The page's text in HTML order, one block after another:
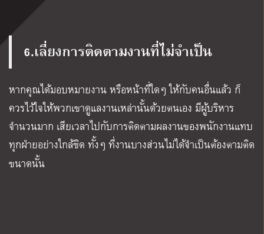
6.เลี่ยงการติดตามงานที่ไม่จำเป็น
หากคุณได้มอบหมายงาน หรือหน้าที่ใดๆ ให้กับคนอื่นแล้ว ก็
ควรไว้ใจให้พวกเขาดูแลงานเหล่านั้นด้วยตนเอง มีผู้บริหาร
จำนวนมาก เสียเวลาไปกับการติดตามผลงานของพนักงานแทบ
ทุกฝ่ายอย่างใกล้ชิด ทั้งๆ ที่งานบางส่วนไม่ได้จำเป็นต้องตามติด
ขนาดนั้น